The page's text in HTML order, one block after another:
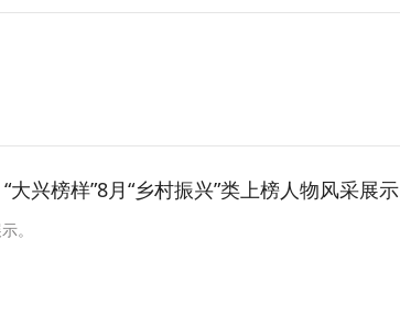
大兴榜样”8月“乡村振兴”类上榜人物风采展示
。